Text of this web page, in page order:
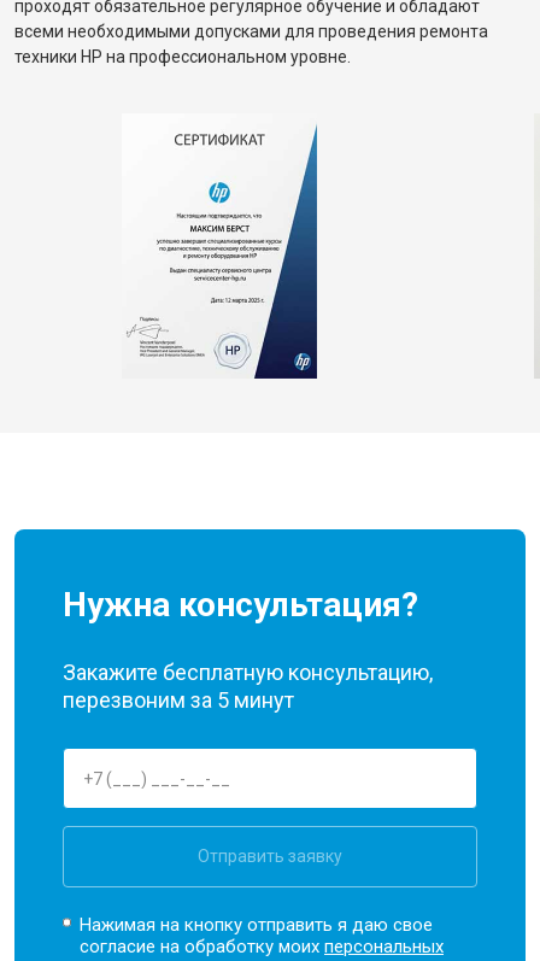
проходят обязательное регулярное обучение и обладают
всеми необходимыми допусками для проведения ремонта
техники HP на профессиональном уровне.
Нужна консультация?
Закажите бесплатную консультацию,
перезвоним за 5 минут
Отправить заявку
Нажимая на кнопку отправить я даю свое
согласие на обработку моихперсональных